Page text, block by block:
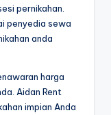
pernikahan.
penyedia sewa
anda
harga
Aidan Rent
impian Anda